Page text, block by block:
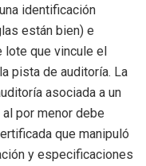
identificación
están bien) e
lote que vincule el
pista de auditoría. La
asociada a un
por menor debe
que manipuló
y especificaciones